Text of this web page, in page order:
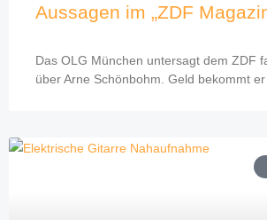
Aussagen im „ZDF
Das OLG München untersagt dem ZDF
über Arne Schönbohm. Geld bekommt